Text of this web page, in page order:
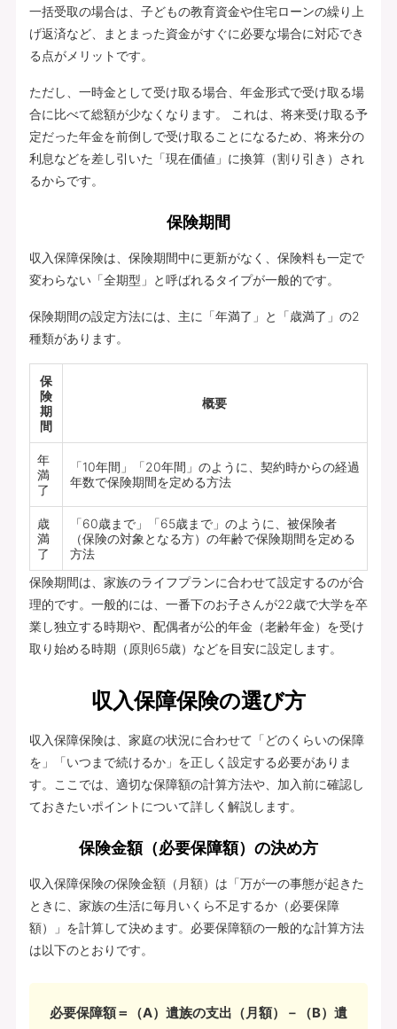
一括受取の場合は、子どもの教育資金や住宅ローンの繰り上
げ返済など、まとまった資金がすぐに必要な場合に対応でき
る点がメリットです。
ただし、一時金として受け取る場合、年金形式で受け取る場
合に比べて総額が少なくなります。 これは、将来受け取る予
定だった年金を前倒しで受け取ることになるため、将来分の
利息などを差し引いた「現在価値」に換算（割り引き）され
るからです。
保険期間
収入保障保険は、保険期間中に更新がなく、保険料も一定で
変わらない「全期型」と呼ばれるタイプが一般的です。
保険期間の設定方法には、主に「年満了」と「歳満了」の2
種類があります。
保
険
期
間
概要
年
満
了
「10年間」「20年間」のように、契約時からの経過
年数で保険期間を定める方法
歳
満
了
「60歳まで」「65歳まで」のように、被保険者
（保険の対象となる方）の年齢で保険期間を定める
方法
保険期間は、家族のライフプランに合わせて設定するのが合
理的です。一般的には、一番下のお子さんが22歳で大学を卒
業し独立する時期や、配偶者が公的年金（老齢年金）を受け
取り始める時期（原則65歳）などを目安に設定します。
収入保障保険の選び方
収入保障保険は、家庭の状況に合わせて「どのくらいの保障
を」「いつまで続けるか」を正しく設定する必要がありま
す。ここでは、適切な保障額の計算方法や、加入前に確認し
ておきたいポイントについて詳しく解説します。
保険金額（必要保障額）の決め方
収入保障保険の保険金額（月額）は「万が一の事態が起きた
ときに、家族の生活に毎月いくら不足するか（必要保障
額）」を計算して決めます。必要保障額の一般的な計算方法
は以下のとおりです。
必要保障額＝（A）遺族の支出（月額）－（B）遺